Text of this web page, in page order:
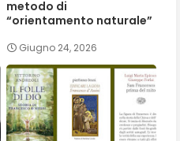
metodo di
“orientamento naturale”
Giugno 24, 2026